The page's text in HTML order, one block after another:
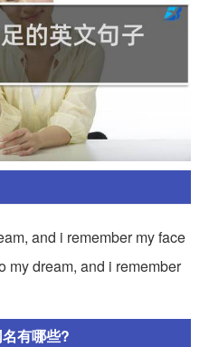
and i remember my face
my dream, and i remember
有哪些?